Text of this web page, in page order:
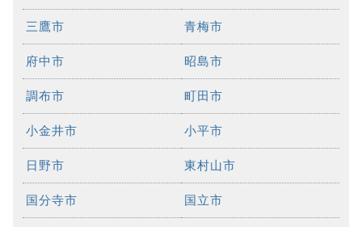
三鷹市 青梅市
府中市 昭島市
調布市 町田市
小金井市 小平市
日野市 東村山市
国分寺市 国立市